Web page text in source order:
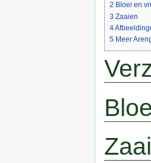
2 Bloei en
3 Zaaien
4
5 Meer